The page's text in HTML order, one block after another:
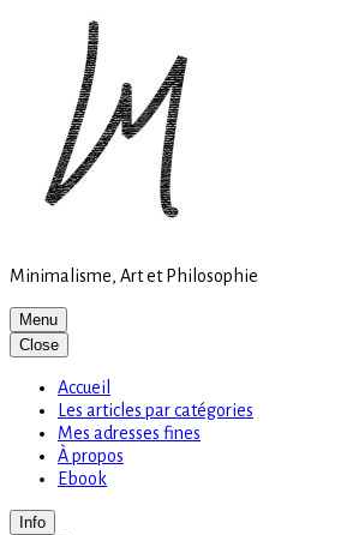
Minimalisme, Art et Philosophie
Menu
Close
Accueil
Les articles par catégories
Mes adresses fines
À propos
Ebook
Info